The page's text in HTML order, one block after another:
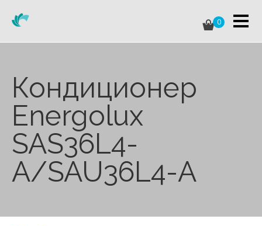
0
Кондиционер
Energolux
SAS36L4-
A/SAU36L4-A